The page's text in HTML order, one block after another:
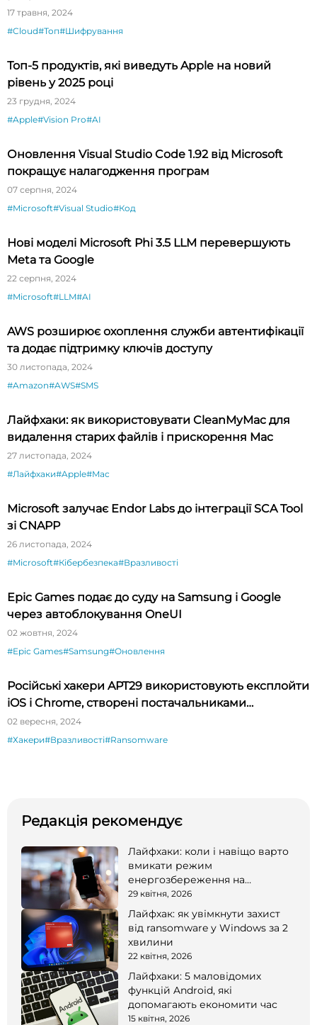
17 травня, 2024
#Cloud#Топ#Шифрування
Топ-5 продуктів, які виведуть Apple на новий
рівень у 2025 році
23 грудня, 2024
#Apple#Vision Pro#AI
Оновлення Visual Studio Code 1.92 від Microsoft
покращує налагодження програм
07 серпня, 2024
#Microsoft#Visual Studio#Код
Нові моделі Microsoft Phi 3.5 LLM перевершують
Meta та Google
22 серпня, 2024
#Microsoft#LLM#AI
AWS розширює охоплення служби автентифікації
та додає підтримку ключів доступу
30 листопада, 2024
#Amazon#AWS#SMS
Лайфхаки: як використовувати CleanMyMac для
видалення старих файлів і прискорення Mac
27 листопада, 2024
#Лайфхаки#Apple#Mac
Microsoft залучає Endor Labs до інтеграції SCA Tool
зі CNAPP
26 листопада, 2024
#Microsoft#Кібербезпека#Вразливості
Epic Games подає до суду на Samsung і Google
через автоблокування OneUI
02 жовтня, 2024
#Epic Games#Samsung#Оновлення
Російські хакери APT29 використовують експлойти
iOS і Chrome, створені постачальниками
шпигунського ПЗ
02 вересня, 2024
#Хакери#Вразливості#Ransomware
Редакція рекомендує
Лайфхаки: коли і навіщо варто
вмикати режим
енергозбереження на
смартфоні
29 квітня, 2026
Лайфхак: як увімкнути захист
від ransomware у Windows за 2
хвилини
22 квітня, 2026
Лайфхаки: 5 маловідомих
функцій Android, які
допомагають економити час
15 квітня, 2026